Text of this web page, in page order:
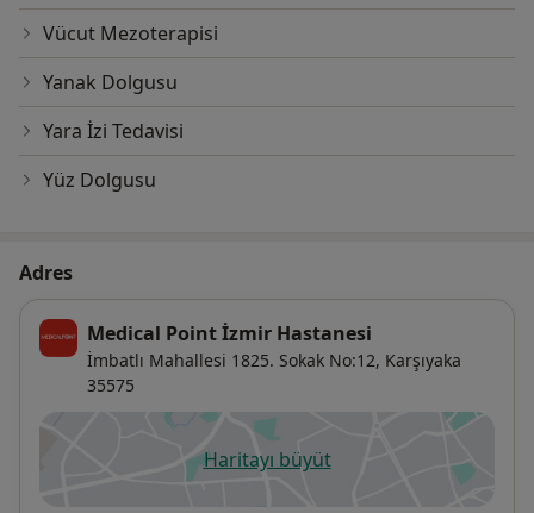
Vücut Mezoterapisi
Yanak Dolgusu
Yara İzi Tedavisi
Yüz Dolgusu
Adres
Medical Point İzmir Hastanesi
İmbatlı Mahallesi 1825. Sokak No:12, Karşıyaka
35575
Haritayı büyütyeni bir sekmede açılır